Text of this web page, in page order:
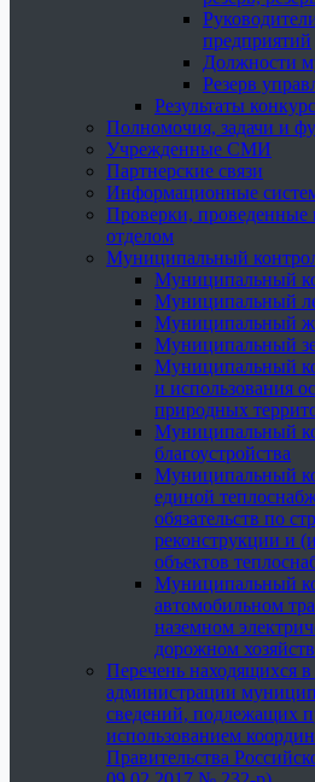
предприятий
Должности
Резерв
Результаты
Полномочия, задачи и
Учрежденные СМИ
Партнерские связи
Информационные
Проверки, проведенные
отделом
Муниципальный
Муниципальный
Муниципальный
Муниципальный
Муниципальный
Муниципальный
и использования
природных
Муниципальный
благоустройства
Муниципальный
единой
обязательств по
реконструкции и
объектов
Муниципальный
автомобильном
наземном
дорожном
Перечень находящихся
администрации
сведений, подлежащих
использованием
Правительства